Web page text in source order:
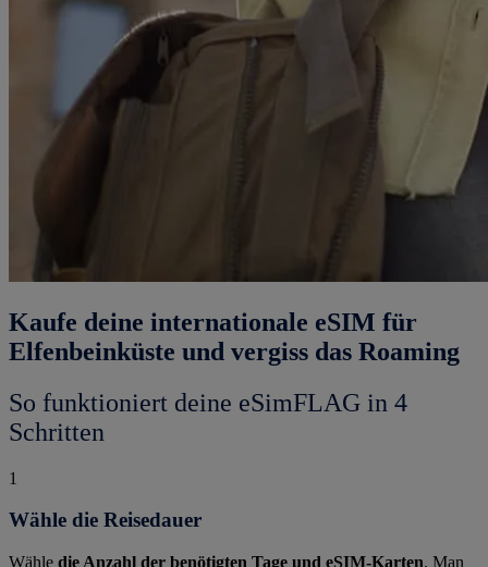
Kaufe deine internationale eSIM für
Elfenbeinküste und vergiss das Roaming
So funktioniert deine eSimFLAG in 4
Schritten
1
Wähle die Reisedauer
Wähle die Anzahl der benötigten Tage und eSIM-Karten. Man